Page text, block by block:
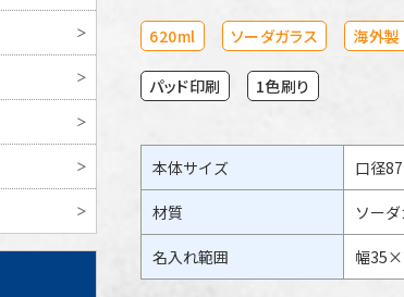
620ml ソーダガラス 海外製
パッド印刷 1色刷り
本体サイズ 口径
材質 ソー
名入れ範囲 幅35×